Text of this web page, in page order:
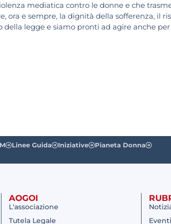
mediatica contro le donne e che
ora e sempre, la dignità della sofferenza, il
legge e siamo pronti ad agire anche per
Linee Guida Iniziative Pianeta Donna
AOGOI
L'associazione
Tutela Legale